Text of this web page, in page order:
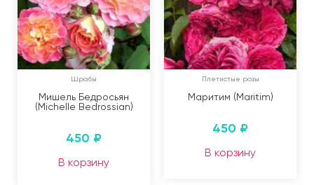
Шрабы
Мишель Бедросьян
(Michelle Bedrossian)
450 ₽
В корзину
Плетистые розы
Маритим (Maritim)
450 ₽
В корзину